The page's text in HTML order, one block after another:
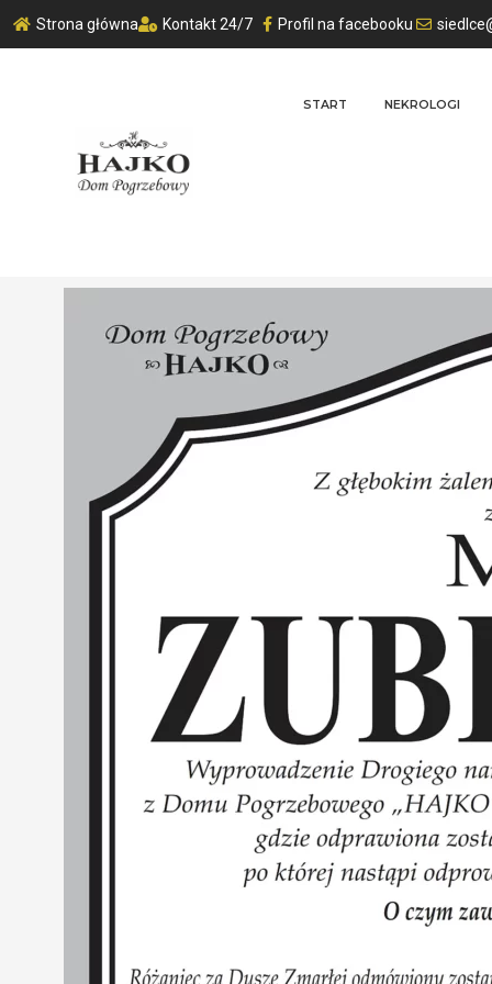
Strona główna Kontakt 24/7 Profil na facebooku
START NEKROLOGI